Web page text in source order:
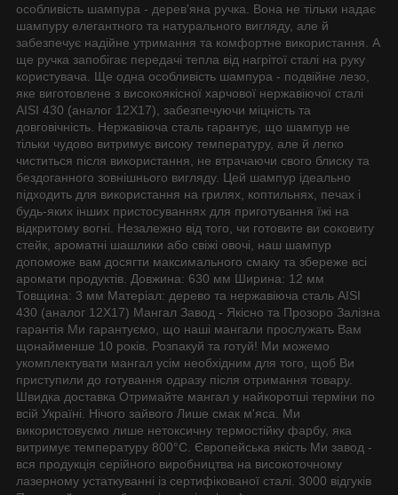
особливість шампура - дерев'яна ручка. Вона не тільки надає
шампуру елегантного та натурального вигляду, але й
забезпечує надійне утримання та комфортне використання. А
ще ручка запобігає передачі тепла від нагрітої сталі на руку
користувача. Ще одна особливість шампура - подвійне лезо,
яке виготовлене з високоякісної харчової нержавіючої сталі
AISI 430 (аналог 12Х17), забезпечуючи міцність та
довговічність. Нержавіюча сталь гарантує, що шампур не
тільки чудово витримує високу температуру, але й легко
чиститься після використання, не втрачаючи свого блиску та
бездоганного зовнішнього вигляду. Цей шампур ідеально
підходить для використання на грилях, коптильнях, печах і
будь-яких інших пристосуваннях для приготування їжі на
відкритому вогні. Незалежно від того, чи готовите ви соковиту
стейк, ароматні шашлики або свіжі овочі, наш шампур
допоможе вам досягти максимального смаку та збереже всі
аромати продуктів. Довжина: 630 мм Ширина: 12 мм
Товщина: 3 мм Матеріал: дерево та нержавіюча сталь AISI
430 (аналог 12Х17) Мангал Завод - Якісно та Прозоро Залізна
гарантія Ми гарантуємо, що наші мангали прослужать Вам
щонайменше 10 років. Розпакуй та готуй! Ми можемо
укомплектувати мангал усім необхідним для того, щоб Ви
приступили до готування одразу після отримання товару.
Швидка доставка Отримайте мангал у найкоротші терміни по
всій Україні. Нічого зайвого Лише смак м'яса. Ми
використовуємо лише нетоксичну термостійку фарбу, яка
витримує температуру 800°С. Європейська якість Ми завод -
вся продукція серійного виробництва на високоточному
лазерному устаткуванні із сертифікованої сталі. 3000 відгуків